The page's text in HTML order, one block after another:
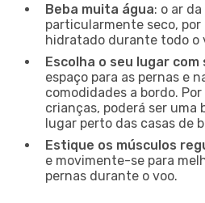
Beba muita água: o ar
particularmente seco,
hidratado durante todo o
Escolha o seu lugar
espaço para as pernas e
comodidades a bordo.
crianças, poderá ser uma
lugar perto das casas de
Estique os músculos
e movimente-se para
pernas durante o voo.